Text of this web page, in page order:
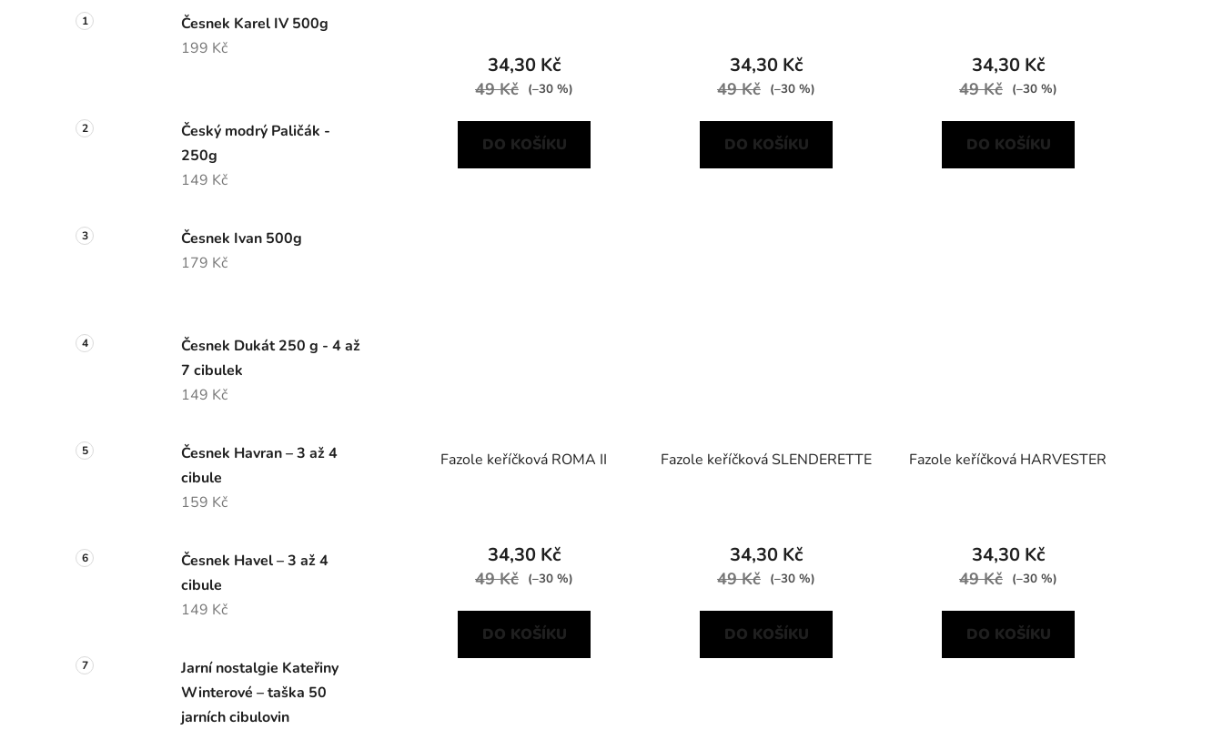
Česnek Karel IV 500g
199 Kč
Český modrý Paličák -
250g
149 Kč
Česnek Ivan 500g
179 Kč
Česnek Dukát 250 g - 4 až
7 cibulek
149 Kč
Česnek Havran – 3 až 4
cibule
159 Kč
Česnek Havel – 3 až 4
cibule
149 Kč
Jarní nostalgie Kateřiny
Winterové – taška 50
jarních cibulovin
34,30 Kč
49 Kč (–30 %)
DO KOŠÍKU
34,30 Kč
49 Kč (–30 %)
DO KOŠÍKU
34,30 Kč
49 Kč (–30 %)
DO KOŠÍKU
Fazole keříčková ROMA II
34,30 Kč
49 Kč (–30 %)
DO KOŠÍKU
Fazole keříčková SLENDERETTE
34,30 Kč
49 Kč (–30 %)
DO KOŠÍKU
Fazole keříčková HARVESTER
34,30 Kč
49 Kč (–30 %)
DO KOŠÍKU